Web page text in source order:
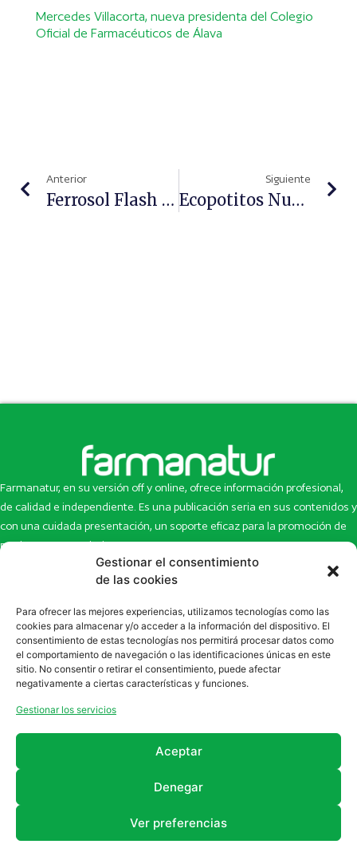
Gestionar el consentimiento
de las cookies
Para ofrecer las mejores experiencias, utilizamos tecnologías como las
cookies para almacenar y/o acceder a la información del dispositivo. El
consentimiento de estas tecnologías nos permitirá procesar datos como
el comportamiento de navegación o las identificaciones únicas en este
sitio. No consentir o retirar el consentimiento, puede afectar
negativamente a ciertas características y funciones.
Gestionar los servicios
Aceptar
Denegar
Ver preferencias
Mercedes Villacorta, nueva presidenta del Colegio
Oficial de Farmacéuticos de Álava
Anterior
Ferrosol Flash Y Su Eficacia Frente A La Carencia De Hierro En Las Adolescentes
Siguiente
Ecopotitos Nutribén, Certificados Con Sellos De Agricultura Ecológica
Farmanatur, en su versión off y online, ofrece información profesional,
de calidad e independiente. Es una publicación seria en sus contenidos y
con una cuidada presentación, un soporte eficaz para la promoción de
productos y novedades.
Inicio
Newsletter
Eco Multimedia
Contacto
Artículos
Escaparate
Enlaces de interés
SUSCRÍBETE A NUESTRO NEWSLETTER
la sección deNewsletter
Revista Farmanatur